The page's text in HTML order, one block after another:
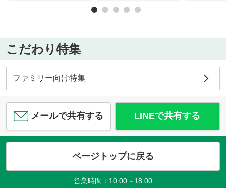
こだわり特集
ファミリー向け特集
メールで共有する LINEで共有する
ページトップに戻る
営業時間：10:00～18:00